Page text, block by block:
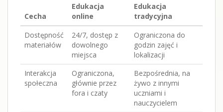
Cecha
Edukacja
online
Edukacja
tradycyjna
Dostępność
materiałów
24/7, dostęp z
dowolnego
miejsca
Ograniczona do
godzin zajęć i
lokalizacji
Interakcja
społeczna
Ograniczona,
głównie przez
fora i czaty
Bezpośrednia, na
żywo z innymi
uczniami i
nauczycielem